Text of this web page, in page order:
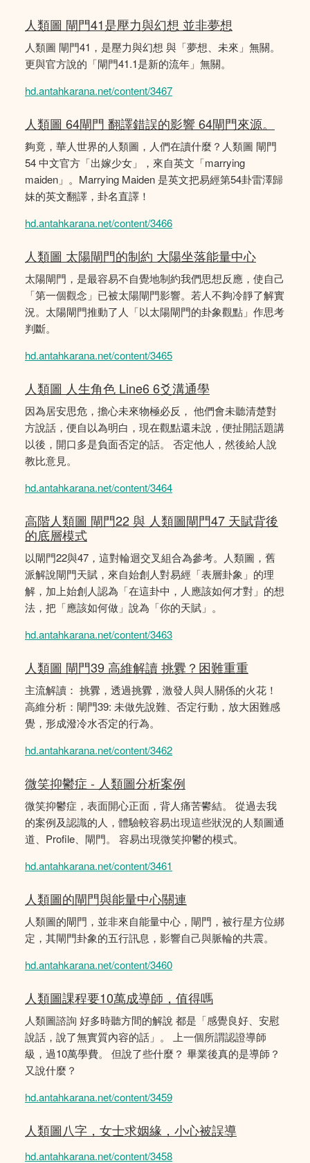
人類圖 閘門41是壓力與幻想 並非夢想
人類圖 閘門41，是壓力與幻想 與「夢想、未來」無關。
更與官方說的「閘門41.1是新的流年」無關。
hd.antahkarana.net/content/3467
人類圖 64閘門 翻譯錯誤的影響 64閘門來源。
夠竟，華人世界的人類圖，人們在讀什麼？人類圖 閘門
54 中文官方「出嫁少女」，來自英文「marrying
maiden」。Marrying Maiden 是英文把易經第54卦雷澤歸
妹的英文翻譯，卦名直譯！
hd.antahkarana.net/content/3466
人類圖 太陽閘門的制約 大陽坐落能量中心
太陽閘門，是最容易不自覺地制約我們思想反應，使自己
「第一個觀念」已被太陽閘門影響。若人不夠冷靜了解實
況。太陽閘門推動了人「以太陽閘門的卦象觀點」作思考
判斷。
hd.antahkarana.net/content/3465
人類圖 人生角色 Line6 6爻溝通學
因為居安思危，擔心未來物極必反， 他們會未聽清楚對
方說話，便自以為明白，現在觀點還未說，便扯開話題講
以後，開口多是負面否定的話。 否定他人，然後給人說
教比意見。
hd.antahkarana.net/content/3464
高階人類圖 閘門22 與 人類圖閘門47 天賦背後
的底層模式
以閘門22與47，這對輪迴交叉組合為參考。人類圖，舊
派解說閘門天賦，來自始創人對易經「表層卦象」的理
解，加上始創人認為「在這卦中，人應該如何才對」的想
法，把「應該如何做」說為「你的天賦」。
hd.antahkarana.net/content/3463
人類圖 閘門39 高維解讀 挑釁？困難重重
主流解讀： 挑釁，透過挑釁，激發人與人關係的火花！
高維分析：閘門39: 未做先說難、否定行動，放大困難感
覺，形成潑冷水否定的行為。
hd.antahkarana.net/content/3462
微笑抑鬱症 - 人類圖分析案例
微笑抑鬱症，表面開心正面，背人痛苦鬰結。 從過去我
的案例及認識的人，體驗較容易出現這些狀況的人類圖通
道、Profile、閘門。 容易出現微笑抑鬱的模式。
hd.antahkarana.net/content/3461
人類圖的閘門與能量中心關連
人類圖的閘門，並非來自能量中心，閘門，被行星方位綁
定，其閘門卦象的五行訊息，影響自己與脈輪的共震。
hd.antahkarana.net/content/3460
人類圖課程要10萬成導師，值得嗎
人類圖諮詢 好多時聽方間的解說 都是「感覺良好、安慰
說話，說了無實質內容的話」。 上一個所謂認證導師
級，過10萬學費。 但說了些什麼？ 畢業後真的是導師？
又說什麼？
hd.antahkarana.net/content/3459
人類圖八字，女士求姻緣，小心被誤導
hd.antahkarana.net/content/3458